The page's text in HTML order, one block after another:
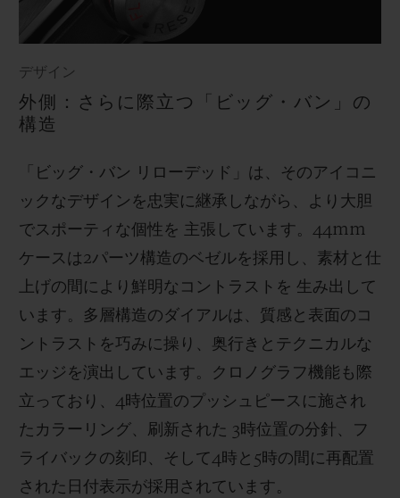
デザイン
外側：さらに際立つ「ビッグ・バン」の
構造
「ビッグ・バン リローデッド」は、そのアイコニ
ックなデザインを忠実に継承しながら、より大胆
でスポーティな個性を 主張しています。44mm
ケースは2パーツ構造のベゼルを採用し、素材と仕
上げの間により鮮明なコントラストを 生み出して
います。多層構造のダイアルは、質感と表面のコ
ントラストを巧みに操り、奥行きとテクニカルな
エッジを演出しています。クロノグラフ機能も際
立っており、4時位置のプッシュピースに施され
たカラーリング、刷新された 3時位置の分針、フ
ライバックの刻印、そして4時と5時の間に再配置
された日付表示が採用されています。